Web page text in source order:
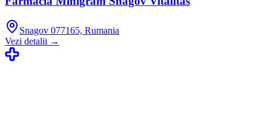
Snagov 077165, Rumania
Vezi detalii →